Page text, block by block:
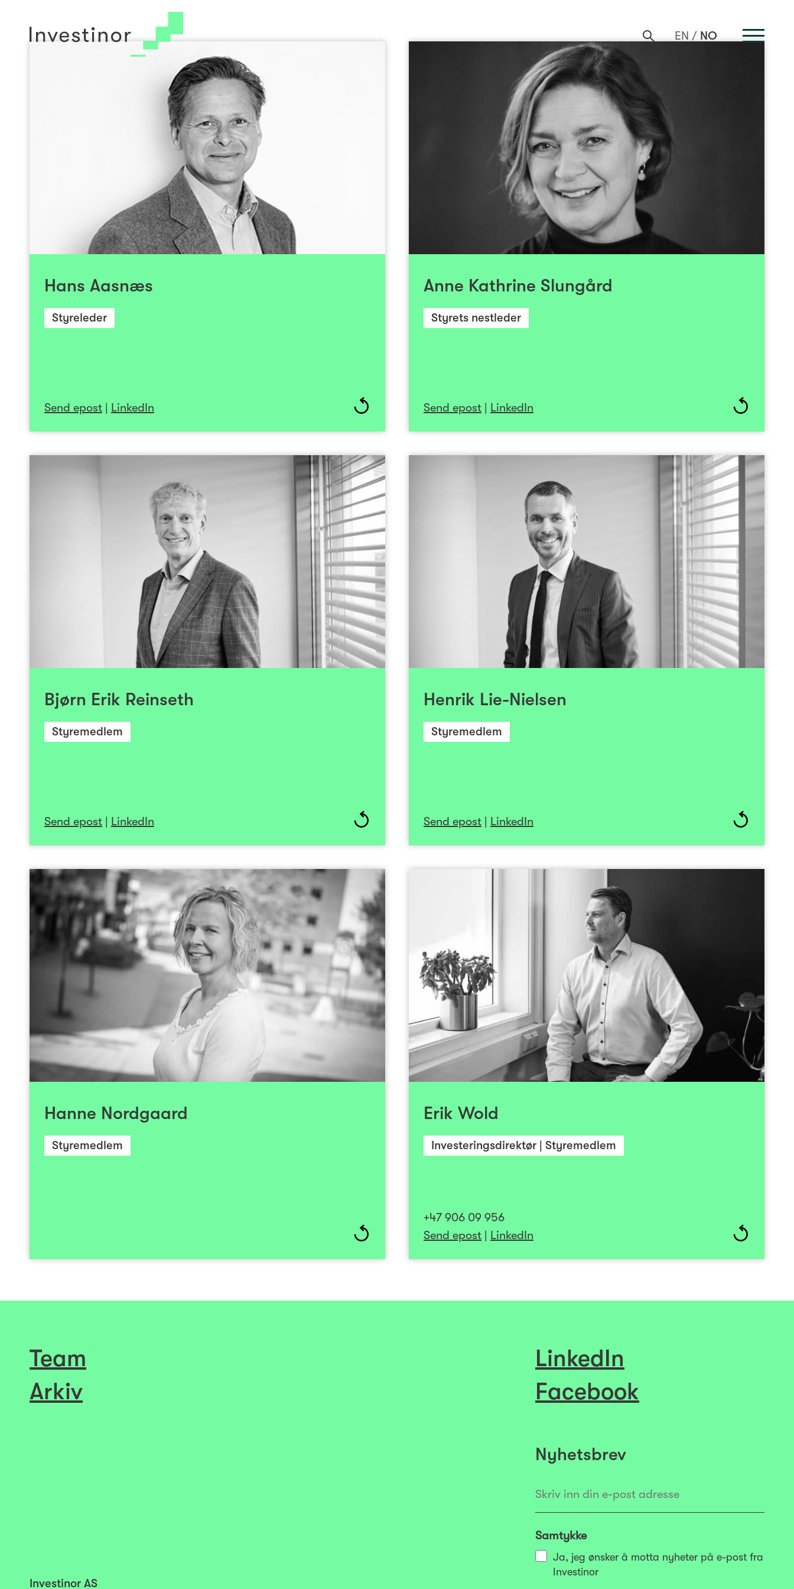
EN NO
Cookie Policy
Hans Aasnæs
Styreleder
Send epost | LinkedIn
Styreleder
Hans Aasnæs er CEO i Western Bulk og driver egen gård på Sande i
Vestfold. Han har tidligere vært Senior Vice President i UMOE-
konsernet, arbeidet i Storebrand-konsernet, blant annet som
administrerende direktør i Storebrand kapitalforvaltning, samt i
Orkla Finans og som stipendiat ved Norges Handelshøyskole i
Bergen (NHH). Aasnæs har vært styreleder og styremedlem i en rekke
Storebrand Eiendom, Norsk Tillitsmann ASA og Verdipapirfondenes
Norges landbrukshøgskole på Ås, og har senere tatt høyere avdeling
på NHH, Autorisert finansanalytiker-studiet, samt Program for
Anne Kathrine Slungård
Styrets nestleder
Send epost | LinkedIn
Anne Kathrine Slungård
Styrets nestleder
Slungård har styreerfaring fra både politikken og private selskaper.
Hun er nå direktør i Trondheim Symfoniorkester & Opera. Hun har
tidligere vært rådmann i Stjørdal kommune, ordfører i Trondheim
kommune og hatt ledende stillinger i Sintef og Enova. Hun har solid
erfaring med styrearbeid fra SIVA, Statsskog, Vital Forsikring,
Simens, Meråker utvikling og Adresseavisen. Slungård har vært
valgkommiteen. Slungård har studert økonomi, markedsføring og
kommunikasjon ved Handelshøyskolen i Trondheim og BI.
Bjørn Erik Reinseth
Styremedlem
Send epost | LinkedIn
Bjørn Erik Reinseth
Styremedlem
Send epost
Bjørn Erik Reinseth er CEO i Forskningsparken/Oslotech. Han har
jobbet som investor i roller som Partner i Ferd Capital/Venture og
CEO i Foinco. Reinseth har også lang operativ ledererfaring fra
telekombransjen inkludert NetCom og Sense Communications, og
startet karrieren på CERN i Geneve. Han har styre/styreledererfaring
fra blant annet StartupLab, Sharelab, Ship Equip, Norstat,
er utdannet sivilingeniør fra University of Surrey (UK) og har tatt
Stanford Executive Program på Stanford University Graduate School
Henrik Lie-Nielsen
Styremedlem
Send epost | LinkedIn
Henrik Lie-Nielsen
Styremedlem
Send epost
Henrik Lie-Nielsen er en serieentreprenør og investor med base i
Bergen. Han grunnla sin første teknologibedrift i 1995, og har senere
etablert en rekke andre teknologirelaterte selskaper. Han har lang
operativ ledererfaring (sist som adm. dir i Knowit Norge fra 2011-
2016), samt lang og bred erfaring fra utvikling av
teknologivirksomheter og har vært aktivt engasjert i salg.
Partner i vekstinvesteringsselskapet Amp Eleven som han grunnla i
Lie-Nielsen har vært styremedlem og styreleder i en rekke selskaper
Hanne Nordgaard
Styremedlem
Hanne Nordgaard
Styremedlem
Nordgaard har vært administrerende direktør i SpareBank 1
Helgeland siden 2017. Hun kom fra stillingen som konserndirektør i
SpareBank 1 Nord-Norge. Nordgaard har mange års erfaring fra
lederstillinger innen privat- og interkommunal sektor, blant annet
som region direktør i SpareBank 1 Nord-Norge og administrerende
direktør i Søndre Helgeland Miljøverk IKS. Nordgaard er utdannet
siviløkonom fra Norges Handelshøyskole (NHH) og har spesialisering i
finans fra NHH og organisasjon fra Copenhagen Business School.
finanssektoren og fra avfallssektoren og er blant annet styremedlem
i SpareBank1 Felles kundesenter, SpareBank1 Samspar/
Samarbeidene Sparebanker, SpareBank 1 Betaling, samt styreleder i
Helgeland Boligkreditt. Hun har også bl.a. tidligere vært
Erik Wold
Investeringsdirektør | Styremedlem
+47 906 09 956
Send epost | LinkedIn
Investeringsdirektør | Styremedlem
+47 906 09 956
Erik er utdannet siviløkonom fa Handelshøgskolen i Bodø. Han har
tidligere jobbet i Deloitte, og kom fra stillingen som Head of Venture
hos NTNU Technology Transfer AS (NTNU TTO), som han var med å
starte i 2003. Etter mange år på Gløshaugen begynte Erik i
Investinor i 2019, fordi han ønsket å jobbe mer på kapitalsiden rundt
helse. Han er en lagspiller, og med mottoet «under promise and over
deliver» ønsker han å bidra til å skape verdier gjennom et aktivt og
Team
Arkiv
Investinor AS
LinkedIn
Facebook
Nyhetsbrev
Samtykke
Ja, jeg ønsker å motta nyheter på e-post fra
Investinor